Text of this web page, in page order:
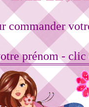
commander
prénom - clic